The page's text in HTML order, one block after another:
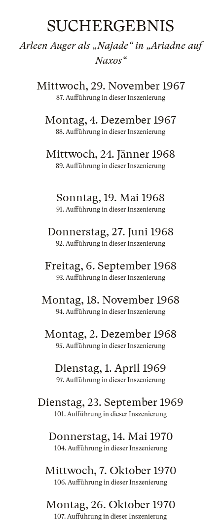
SUCHERGEBNIS
Arleen Auger als „Najade“ in „Ariadne auf
Naxos“
Mittwoch, 29. November 1967
87. Aufführung in dieser Inszenierung
Montag, 4. Dezember 1967
88. Aufführung in dieser Inszenierung
Mittwoch, 24. Jänner 1968
89. Aufführung in dieser Inszenierung
Sonntag, 19. Mai 1968
91. Aufführung in dieser Inszenierung
Donnerstag, 27. Juni 1968
92. Aufführung in dieser Inszenierung
Freitag, 6. September 1968
93. Aufführung in dieser Inszenierung
Montag, 18. November 1968
94. Aufführung in dieser Inszenierung
Montag, 2. Dezember 1968
95. Aufführung in dieser Inszenierung
Dienstag, 1. April 1969
97. Aufführung in dieser Inszenierung
Dienstag, 23. September 1969
101. Aufführung in dieser Inszenierung
Donnerstag, 14. Mai 1970
104. Aufführung in dieser Inszenierung
Mittwoch, 7. Oktober 1970
106. Aufführung in dieser Inszenierung
Montag, 26. Oktober 1970
107. Aufführung in dieser Inszenierung